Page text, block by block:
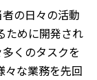
の日々の活動
ために開発され
多くのタスクを
々な業務を先回